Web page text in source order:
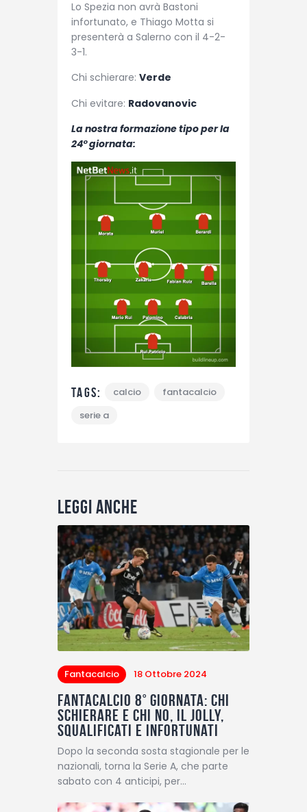
Lo Spezia non avrà Bastoni
infortunato, e Thiago Motta si
presenterà a Salerno con il 4-2-
3-1.
Chi schierare: Verde
Chi evitare: Radovanovic
La nostra formazione tipo per la
24° giornata:
Tags: calcio
fantacalcio
serie a
Leggi anche
Fantacalcio 18 Ottobre 2024
Fantacalcio 8° giornata: chi
schierare e chi no, il Jolly,
squalificati e infortunati
Dopo la seconda sosta stagionale per le
nazionali, torna la Serie A, che parte
sabato con 4 anticipi, per…